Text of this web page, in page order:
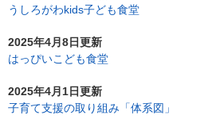
うしろがわkids子ども食堂
2025年4月8日更新
はっぴいこども食堂
2025年4月1日更新
子育て支援の取り組み「体系図」